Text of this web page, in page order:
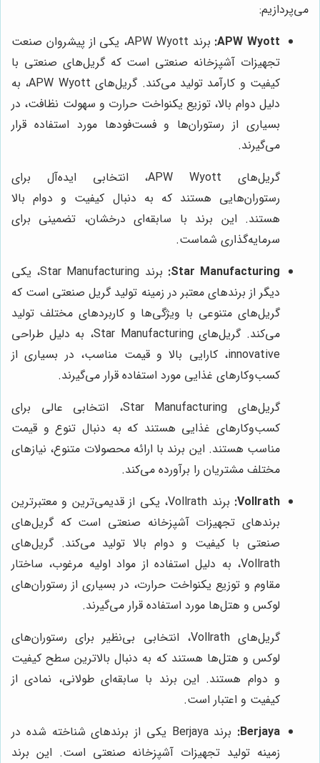
می‌پردازیم:
APW Wyott:
برند APW Wyott، یکی از پیشروان صنعت
تجهیزات آشپزخانه صنعتی است که گریل‌های صنعتی با
کیفیت و کارآمد تولید می‌کند. گریل‌های APW Wyott، به
دلیل دوام بالا، توزیع یکنواخت حرارت و سهولت نظافت، در
بسیاری از رستوران‌ها و فست‌فودها مورد استفاده قرار
می‌گیرند.
گریل‌های APW Wyott، انتخابی ایده‌آل برای
رستوران‌هایی هستند که به دنبال کیفیت و دوام بالا
هستند. این برند با سابقه‌ای درخشان، تضمینی برای
سرمایه‌گذاری شماست.
Star Manufacturing:
برند Star Manufacturing، یکی
دیگر از برندهای معتبر در زمینه تولید گریل صنعتی است که
گریل‌های متنوعی با ویژگی‌ها و کاربردهای مختلف تولید
می‌کند. گریل‌های Star Manufacturing، به دلیل طراحی
innovative، کارایی بالا و قیمت مناسب، در بسیاری از
کسب‌وکارهای غذایی مورد استفاده قرار می‌گیرند.
گریل‌های Star Manufacturing، انتخابی عالی برای
کسب‌وکارهای غذایی هستند که به دنبال تنوع و قیمت
مناسب هستند. این برند با ارائه محصولات متنوع، نیازهای
مختلف مشتریان را برآورده می‌کند.
Vollrath:
برند Vollrath، یکی از قدیمی‌ترین و معتبرترین
برندهای تجهیزات آشپزخانه صنعتی است که گریل‌های
صنعتی با کیفیت و دوام بالا تولید می‌کند. گریل‌های
Vollrath، به دلیل استفاده از مواد اولیه مرغوب، ساختار
مقاوم و توزیع یکنواخت حرارت، در بسیاری از رستوران‌های
لوکس و هتل‌ها مورد استفاده قرار می‌گیرند.
گریل‌های Vollrath، انتخابی بی‌نظیر برای رستوران‌های
لوکس و هتل‌ها هستند که به دنبال بالاترین سطح کیفیت
و دوام هستند. این برند با سابقه‌ای طولانی، نمادی از
کیفیت و اعتبار است.
Berjaya:
برند Berjaya یکی از برندهای شناخته شده در
زمینه تولید تجهیزات آشپزخانه صنعتی است. این برند